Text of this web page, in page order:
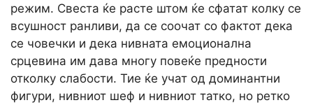
режим. Свеста ќе расте штом ќе сфатат колку се
всушност ранливи, да се соочат со фактот дека
се човечки и дека нивната емоционална
срцевина им дава многу повеќе предности
отколку слабости. Тие ќе учат од доминантни
фигури, нивниот шеф и нивниот татко, но ретко